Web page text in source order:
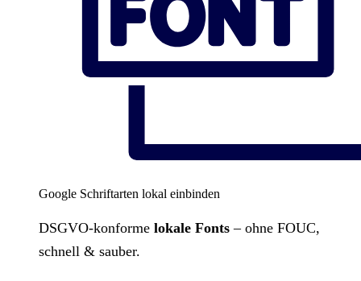
Google Schriftarten lokal einbinden
DSGVO-konforme lokale Fonts – ohne FOUC,
schnell & sauber.